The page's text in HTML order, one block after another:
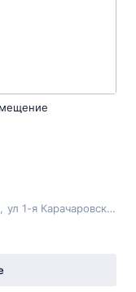
ул 1-я Карачаровская